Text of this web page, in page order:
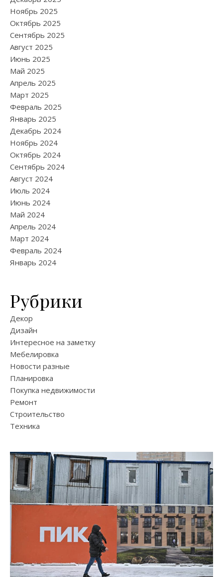
Ноябрь 2025
Октябрь 2025
Сентябрь 2025
Август 2025
Июнь 2025
Май 2025
Апрель 2025
Март 2025
Февраль 2025
Январь 2025
Декабрь 2024
Ноябрь 2024
Октябрь 2024
Сентябрь 2024
Август 2024
Июль 2024
Июнь 2024
Май 2024
Апрель 2024
Март 2024
Февраль 2024
Январь 2024
Рубрики
Декор
Дизайн
Интересное на заметку
Мебелировка
Новости разные
Планировка
Покупка недвижимости
Ремонт
Строительство
Техника